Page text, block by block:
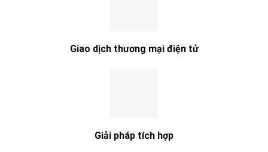
Giao dịch thương mại điện tử
Giải pháp tích hợp